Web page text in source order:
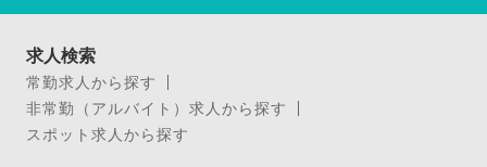
求人検索
常勤求人から探す
非常勤（アルバイト）求人から探す
スポット求人から探す